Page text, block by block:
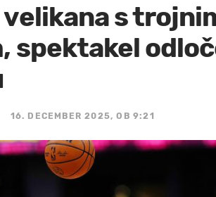
s
spektakel
16. DECEMBER 2025, OB 9:21